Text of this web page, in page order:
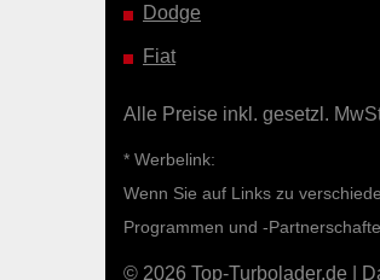
Dodge
Fiat
Alle Preise inkl. gesetzl.
* Werbelink:
Wenn Sie auf Links zu
Programmen und -
© 2026 Top-Turbolader.de |